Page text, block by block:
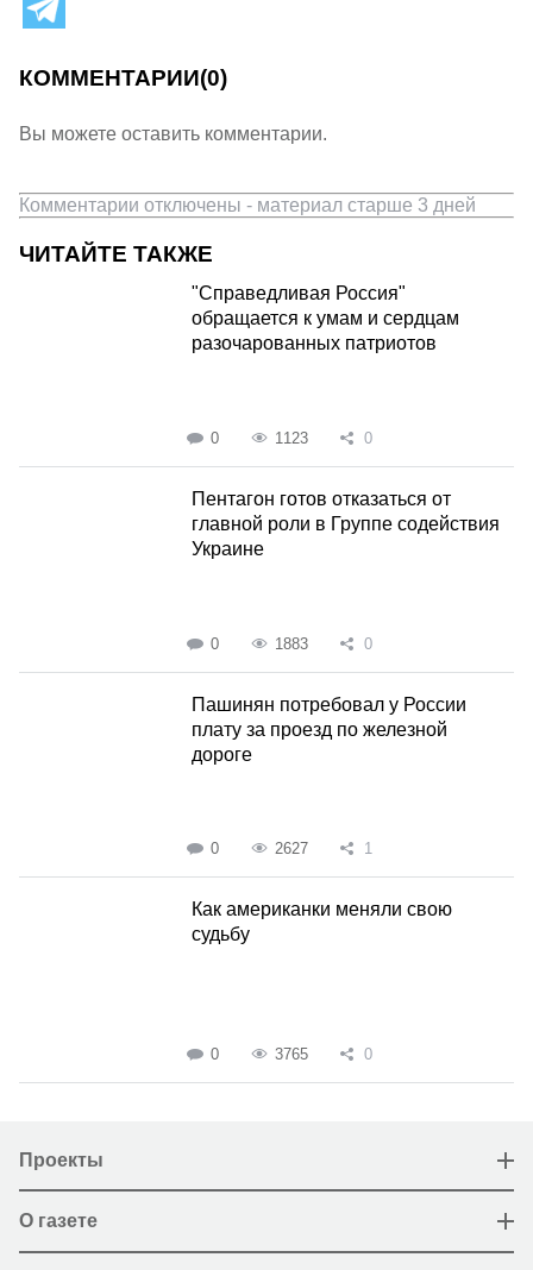
КОММЕНТАРИИ(0)
Вы можете оставить комментарии.
Комментарии отключены - материал старше 3 дней
ЧИТАЙТЕ ТАКЖЕ
"Справедливая Россия"
обращается к умам и сердцам
разочарованных патриотов
0 1123 0
Пентагон готов отказаться от
главной роли в Группе содействия
Украине
0 1883 0
Пашинян потребовал у России
плату за проезд по железной
дороге
0 2627 1
Как американки меняли свою
судьбу
0 3765 0
Проекты
О газете